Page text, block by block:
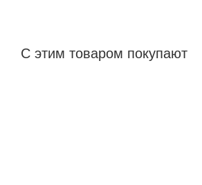
С этим товаром покупают